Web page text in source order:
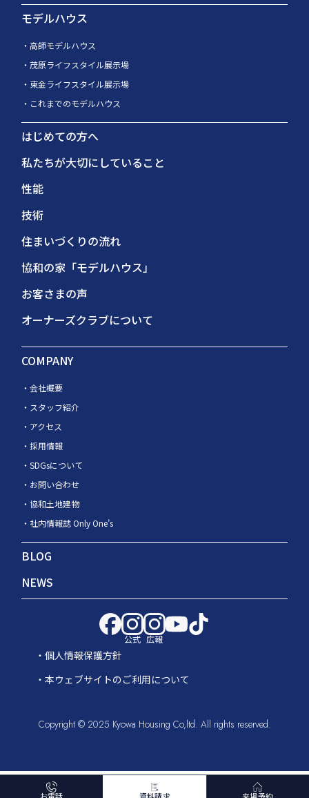
モデルハウス
高師モデルハウス
茂原ライフスタイル展示場
東金ライフスタイル展示場
これまでのモデルハウス
はじめての方へ
私たちが大切にしていること
性能
技術
住まいづくりの流れ
協和の家「モデルハウス」
お客さまの声
オーナーズクラブについて
COMPANY
会社概要
スタッフ紹介
アクセス
採用情報
SDGsについて
お問い合わせ
協和土地建物
社内情報誌 Only One’s
BLOG
NEWS
公式 広報
個人情報保護方針
本ウェブサイトのご利用について
Copyright © 2025 Kyowa Housing Co,ltd. All rights reserved.